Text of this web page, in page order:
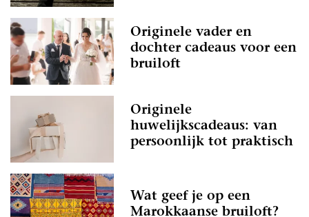
Originele vader en
dochter cadeaus voor een
bruiloft
Originele
huwelijkscadeaus: van
persoonlijk tot praktisch
Wat geef je op een
Marokkaanse bruiloft?